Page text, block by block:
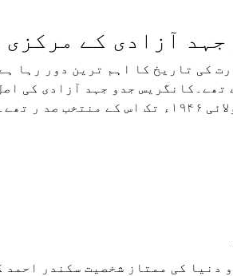
جہد آزادی کے مرکزی
کی تاریخ کا اہم ترین دور رہا
جدو جہد آزادی کی
گزر چکا ۔ اردو دنیا کی ممتاز شخصیت